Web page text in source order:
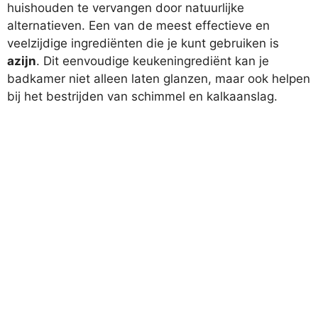
huishouden te vervangen door natuurlijke
alternatieven. Een van de meest effectieve en
veelzijdige ingrediënten die je kunt gebruiken is
azijn. Dit eenvoudige keukeningrediënt kan je
badkamer niet alleen laten glanzen, maar ook helpen
bij het bestrijden van schimmel en kalkaanslag.